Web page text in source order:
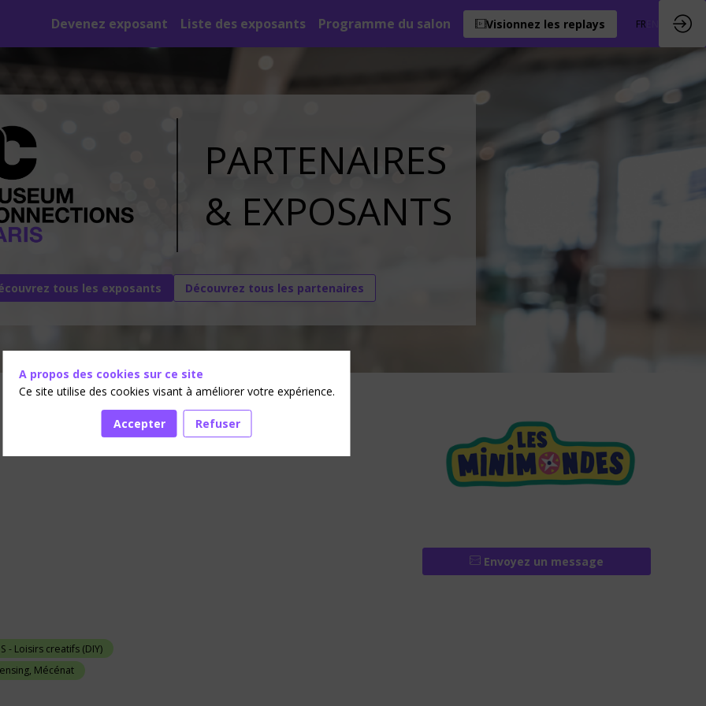
Devenez exposant Liste des exposants Programme du salon Visionnez les replays FR
PARTENAIRES
& EXPOSANTS
tous les exposants Découvrez tous les partenaires
Envoyez un message
- Loisirs creatifs (DIY)
Mécénat
A propos des cookies sur ce site
Ce site utilise des cookies visant à améliorer votre expérience.
Accepter Refuser